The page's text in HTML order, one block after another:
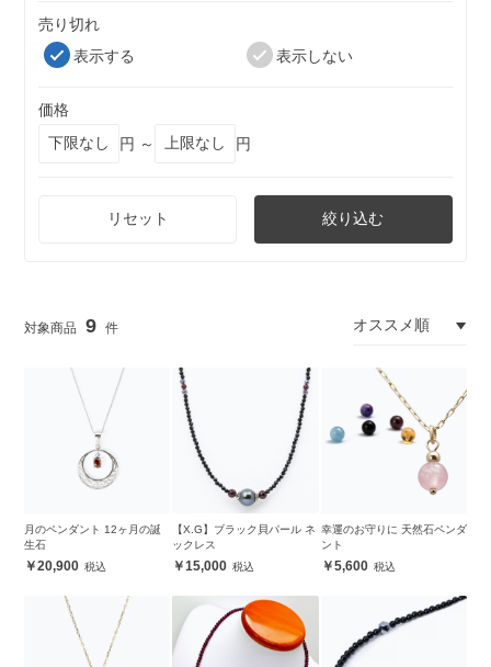
売り切れ
表示する
表示しない
価格
円 ～
円
リセット 絞り込む
9
月のペンダント 12ヶ月の誕
生石
20,900
【X.G】ブラック貝パール ネ
ックレス
15,000
幸運のお守りに 天然石ペンダ
ント
5,600